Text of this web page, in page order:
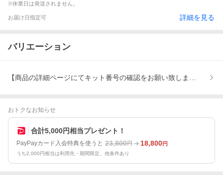
※休業日は発送されません。
お届け日指定可 詳細を見る
バリエーション
【商品の詳細ページにてキット番号の確認をお願い致します】
おトクなお知らせ
合計5,000円相当プレゼント！
PayPayカード入会特典を使うと 23,800円 18,800円
うち2,000円相当は利用先・期間限定。他条件あり